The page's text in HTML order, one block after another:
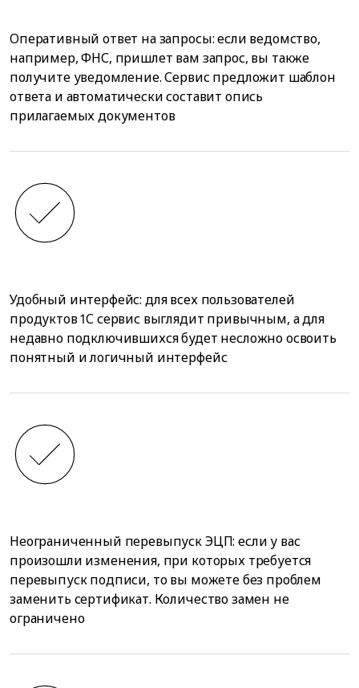
Оперативный ответ на запросы: если ведомство,
например, ФНС, пришлет вам запрос, вы также
получите уведомление. Сервис предложит шаблон
ответа и автоматически составит опись
прилагаемых документов
Удобный интерфейс: для всех пользователей
продуктов 1С сервис выглядит привычным, а для
недавно подключившихся будет несложно освоить
понятный и логичный интерфейс
Неограниченный перевыпуск ЭЦП: если у вас
произошли изменения, при которых требуется
перевыпуск подписи, то вы можете без проблем
заменить сертификат. Количество замен не
ограничено